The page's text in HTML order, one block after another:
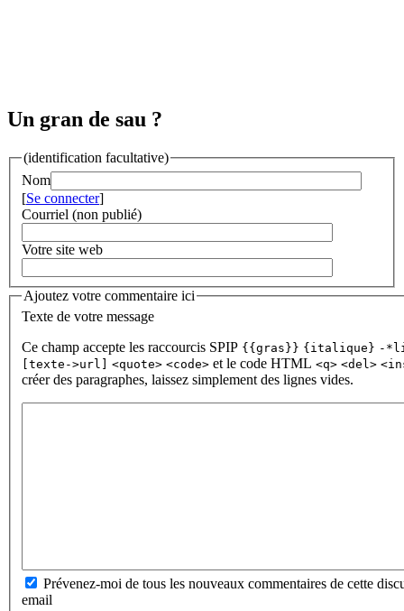
Un gran de sau ?
(identification facultative)
Nom
[Se connecter]
Courriel (non publié)
Votre site web
Ajoutez votre commentaire ici
Texte de votre message
Ce champ accepte les raccourcis SPIP {{gras}} {italique} -
[texte->url]
<quote> <code> et le code HTML <q> <del>
créer des paragraphes, laissez simplement des lignes vides.
Prévenez-moi de tous les nouveaux commentaires de cette
email